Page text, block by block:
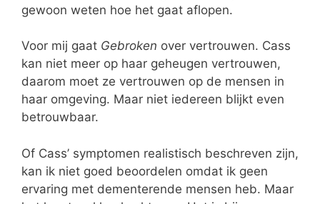
gewoon weten hoe het gaat aflopen.
Voor mij gaat Gebroken over vertrouwen. Cass
kan niet meer op haar geheugen vertrouwen,
daarom moet ze vertrouwen op de mensen in
haar omgeving. Maar niet iedereen blijkt even
betrouwbaar.
Of Cass’ symptomen realistisch beschreven zijn,
kan ik niet goed beoordelen omdat ik geen
ervaring met dementerende mensen heb. Maar